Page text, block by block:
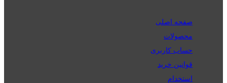
صفحه اصلی
محصولات
حساب کاربری
قوانین خرید
استخدام